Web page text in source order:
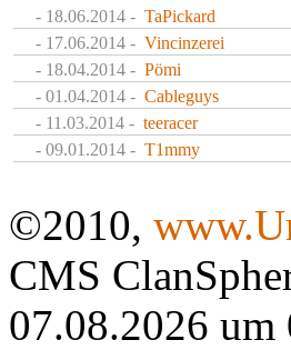
- 18.06.2014 - TaPickard
- 17.06.2014 - Vincinzerei
- 18.04.2014 - Pömi
- 01.04.2014 - Cableguys
- 11.03.2014 - teeracer
- 09.01.2014 - T1mmy
©2010,
CMS
07.08.2026